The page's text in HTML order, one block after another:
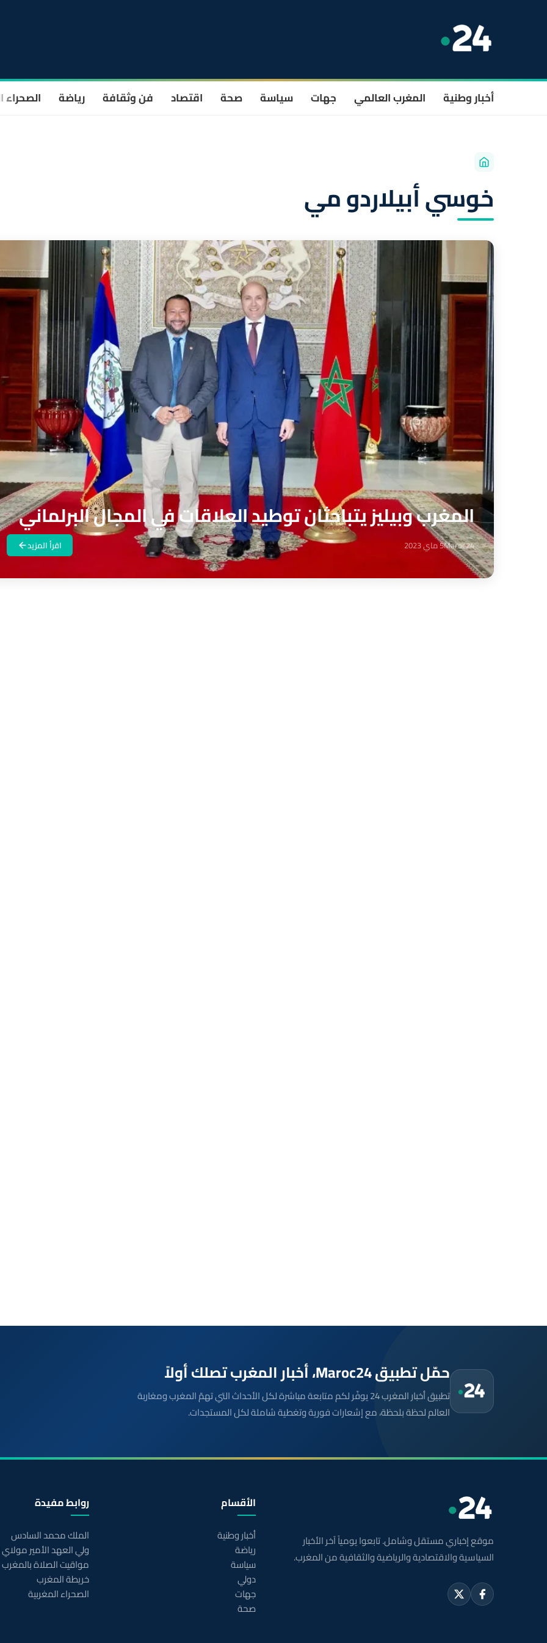
أخبار وطنية المغرب العالمي جهات سياسة صحة اقتصاد فن وثقافة رياضة الصحراء
خوسي أبيلاردو مي
المغرب وبيليز يتباحثان توطيد العلاقات في المجال البرلماني
Maroc245 ماي 2023 اقرأ المزيد
حمّل تطبيق Maroc24، أخبار المغرب تصلك أولاً
تطبيق أخبار المغرب 24 يوفّر لكم متابعة مباشرة لكل الأحداث التي تهمّ المغرب ومغاربة
العالم لحظة بلحظة، مع إشعارات فورية وتغطية شاملة لكل المستجدات.
موقع إخباري مستقل وشامل. تابعوا يومياً آخر الأخبار
السياسية والاقتصادية والرياضية والثقافية من المغرب.
الأقسام
أخبار وطنية
رياضة
سياسة
دولي
جهات
صحة
روابط مفيدة
الملك محمد السادس
ولي العهد الأمير
مواقيت الصلاة بالمغرب
خريطة المغرب
الصحراء المغربية